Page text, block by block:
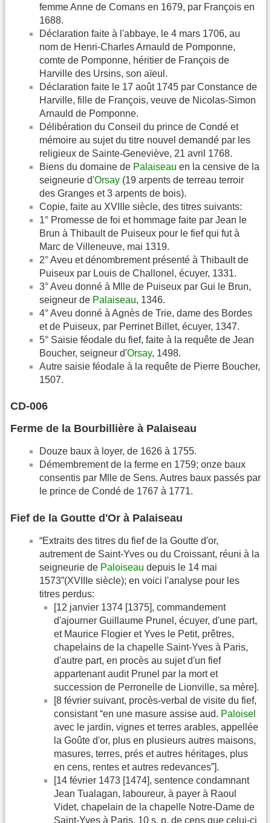
femme Anne de Comans en 1679, par François en
1688.
Déclaration faite à l'abbaye, le 4 mars 1706, au
nom de Henri-Charles Arnauld de Pomponne,
comte de Pomponne, héritier de François de
Harville des Ursins, son aïeul.
Déclaration faite le 17 août 1745 par Constance de
Harville, fille de François, veuve de Nicolas-Simon
Arnauld de Pomponne.
Délibération du Conseil du prince de Condé et
mémoire au sujet du titre nouvel demandé par les
religieux de Sainte-Geneviève, 21 avril 1768.
Biens du domaine de Palaiseau en la censive de la
seigneurie d'Orsay (19 arpents de terreau terroir
des Granges et 3 arpents de bois).
Copie, faite au XVIIIe siècle, des titres suivants:
1° Promesse de foi et hommage faite par Jean le
Brun à Thibault de Puiseux pour le fief qui fut à
Marc de Villeneuve, mai 1319.
2° Aveu et dénombrement présenté à Thibault de
Puiseux par Louis de Challonel, écuyer, 1331.
3° Aveu donné à Mlle de Puiseux par Gui le Brun,
seigneur de Palaiseau, 1346.
4° Aveu donné à Agnès de Trie, dame des Bordes
et de Puiseux, par Perrinet Billet, écuyer, 1347.
5° Saisie féodale du fief, faite à la requête de Jean
Boucher, seigneur d'Orsay, 1498.
Autre saisie féodale à la requête de Pierre Boucher,
1507.
CD-006
Ferme de la Bourbillière à Palaiseau
Douze baux à loyer, de 1626 à 1755.
Démembrement de la ferme en 1759; onze baux
consentis par Mlle de Sens. Autres baux passés par
le prince de Condé de 1767 à 1771.
Fief de la Goutte d'Or à Palaiseau
“Extraits des titres du fief de la Goutte d'or,
autrement de Saint-Yves ou du Croissant, réuni à la
seigneurie de Paloiseau depuis le 14 mai
1573”(XVIIIe siècle); en voici l'analyse pour les
titres perdus:
[12 janvier 1374 [1375], commandement
d'ajourner Guillaume Prunel, écuyer, d'une part,
et Maurice Flogier et Yves le Petit, prêtres,
chapelains de la chapelle Saint-Yves à Paris,
d'autre part, en procès au sujet d'un fief
appartenant audit Prunel par la mort et
succession de Perronelle de Lionville, sa mère].
[8 février suivant, procès-verbal de visite du fief,
consistant “en une masure assise aud. Paloisel
avec le jardin, vignes et terres arables, appellée
la Goûte d'or, plus en plusieurs autres maisons,
masures, terres, prés et autres héritages, plus
en cens, rentes et autres redevances”].
[14 février 1473 [1474], sentence condamnant
Jean Tualagan, laboureur, à payer à Raoul
Videt, chapelain de la chapelle Notre-Dame de
Saint-Yves à Paris, 10 s. p. de cens que celui-ci